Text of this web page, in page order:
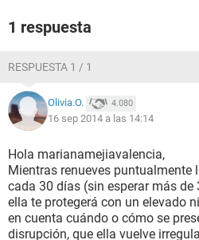
1 respuesta
RESPUESTA 1 / 1
Olivia.O. 4.080
16 sep 2014 a las 14:14
Hola marianamejiavalencia,
Mientras renueves puntualmente
cada 30 días (sin esperar más
ella te protegerá con un elevado
en cuenta cuándo o cómo se
disrupción, que ella vuelve